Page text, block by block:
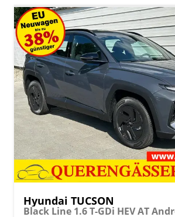
Hyundai TUCSON